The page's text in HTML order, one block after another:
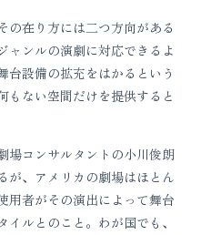
の在り方には二つ方向がある
ャンルの演劇に対応できるよ
台設備の拡充をはかるという
もない空間だけを提供すると
場コンサルタントの小川俊朗
が、アメリカの劇場はほとん
用者がその演出によって舞台
ルとのこと。わが国でも、